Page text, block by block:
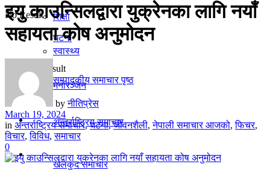
शिक्षा
स्वास्थ्य
मनाेरञ्जन
राजनीति
अर्थ/वाणिज्य
घटना
सम्पादकीय समाचार पृष्ठ
अन्तर्राष्ट्रिय समाचार
खेलकुद समाचार
No Result
View All Result
इयु काउन्सिलद्वारा युक्रेनका लागि नयाँ
सहायता कोष अनुमोदन
by नीतिप्रेस
March 19, 2024
in अन्तर्राष्ट्रिय समाचार,घटना,जीवनशैली,नेपाली समाचार आजको,फिचर,
विचार,विविध,समाचार
0